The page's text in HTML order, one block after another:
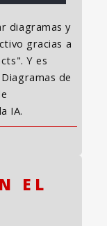
diagramas y
gracias a
Y es
de
IA.
EL